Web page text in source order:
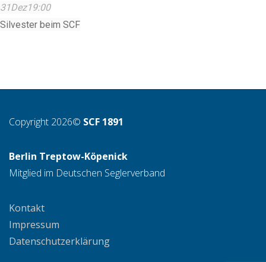
31Dez19:00
Silvester beim SCF
Copyright 2026© SCF 1891
Berlin Treptow-Köpenick
Mitglied im Deutschen Seglerverband
Kontakt
Impressum
Datenschutzerklärung